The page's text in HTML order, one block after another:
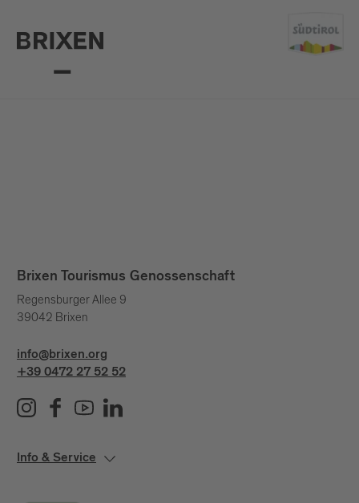
Brixen Tourismus Genossenschaft
Regensburger Allee 9
39042 Brixen
info@brixen.org
+39 0472 27 52 52
Info & Service